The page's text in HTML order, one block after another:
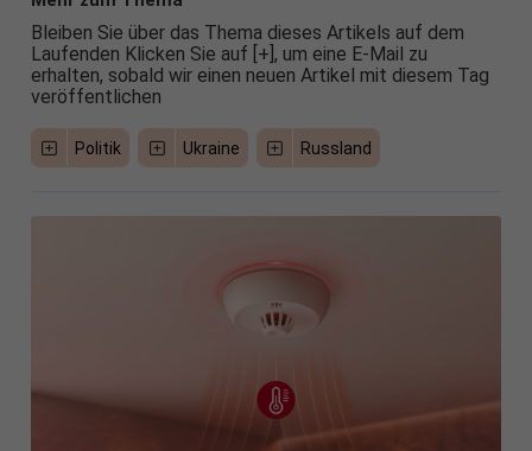
Bleiben Sie über das Thema dieses Artikels auf dem
Laufenden Klicken Sie auf [+], um eine E-Mail zu
erhalten, sobald wir einen neuen Artikel mit diesem Tag
veröffentlichen
Politik Ukraine Russland